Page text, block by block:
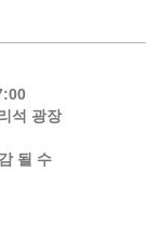
석 광장
될 수